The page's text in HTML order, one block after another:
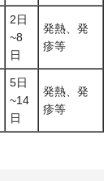
2日
~8
日
発熱、発
疹等
5日
~14
日
発熱、発
疹等